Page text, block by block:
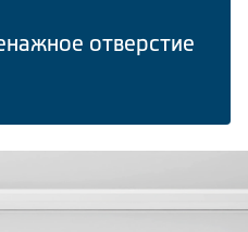
отверстие